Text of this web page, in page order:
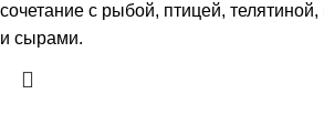
сочетание с рыбой, птицей,
и сырами.